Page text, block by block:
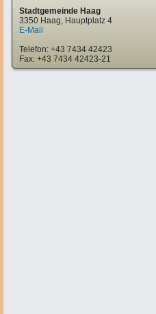
Stadtgemeinde Haag
3350 Haag, Hauptplatz 4
E-Mail
Telefon: +43 7434 42423
Fax: +43 7434 42423-21